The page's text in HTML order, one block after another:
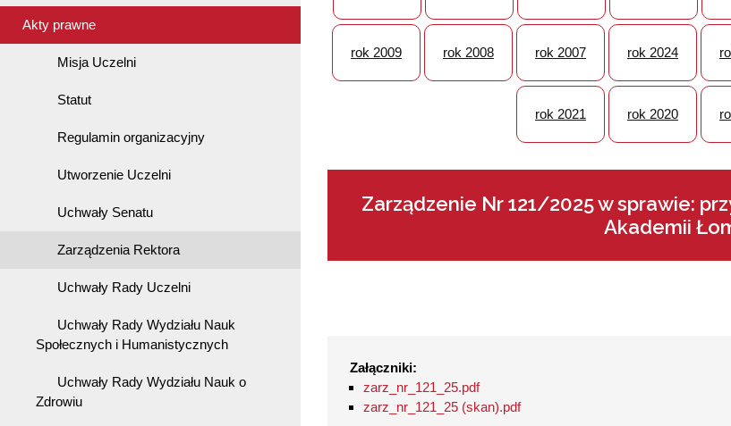
Akty prawne
Misja Uczelni
Statut
Regulamin organizacyjny
Utworzenie Uczelni
Uchwały Senatu
Zarządzenia Rektora
Uchwały Rady Uczelni
Uchwały Rady Wydziału Nauk
Społecznych i Humanistycznych
Uchwały Rady Wydziału Nauk o
Zdrowiu
rok 2009 rok 2008 rok 2007 rok 2024
rok 2021 rok 2020
Zarządzenie Nr 121/2025 w sprawie:
Akademii
Załączniki:
zarz_nr_121_25.pdf
zarz_nr_121_25 (skan).pdf